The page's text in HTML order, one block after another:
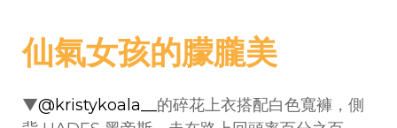
仙氣女孩的朦朧美
▼@kristykoala__ 的碎花上衣搭配白色寬褲，側